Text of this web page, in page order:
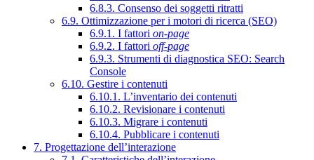
6.8.3. Consenso dei soggetti ritratti
6.9. Ottimizzazione per i motori di ricerca (SEO)
6.9.1. I fattori on-page
6.9.2. I fattori off-page
6.9.3. Strumenti di diagnostica SEO: Search
Console
6.10. Gestire i contenuti
6.10.1. L’inventario dei contenuti
6.10.2. Revisionare i contenuti
6.10.3. Migrare i contenuti
6.10.4. Pubblicare i contenuti
7. Progettazione dell’interazione